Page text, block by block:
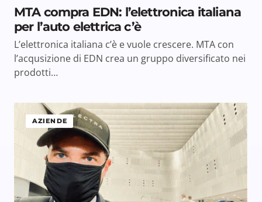
MTA compra EDN: l’elettronica italiana
per l’auto elettrica c’è
L’elettronica italiana c’è e vuole crescere. MTA con
l’acqusizione di EDN crea un gruppo diversificato nei
prodotti…
AZIENDE